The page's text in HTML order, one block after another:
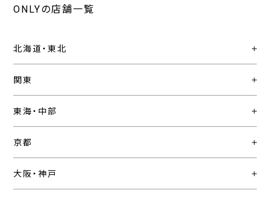
ONLYの店舗一覧
北海道・東北
関東
東海・中部
京都
大阪・神戸